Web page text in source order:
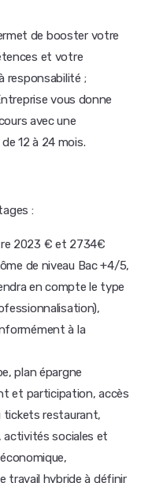
de booster votre
et votre
responsabilité ;
vous donne
avec une
12 à 24 mois.
:
2023 € et 2734€
de niveau Bac +4/5,
en compte le type
à la
plan épargne
et participation, accès
tickets restaurant,
activités sociales et
travail hybride à définir